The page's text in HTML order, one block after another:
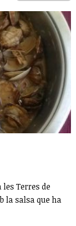
Terres de
la salsa que ha